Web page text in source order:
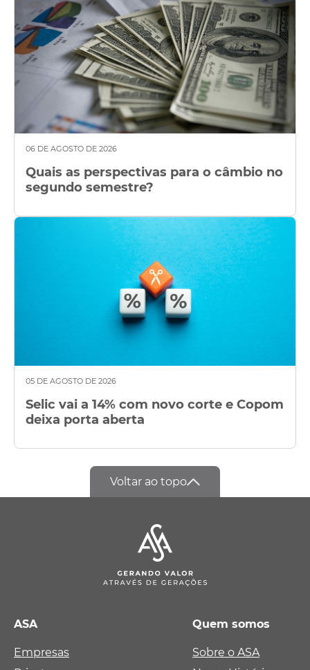
06 DE AGOSTO DE 2026
Quais as perspectivas para o câmbio no
segundo semestre?
05 DE AGOSTO DE 2026
Selic vai a 14% com novo corte e Copom
deixa porta aberta
Voltar ao topo
ASA
Empresas
Quem somos
Sobre o ASA